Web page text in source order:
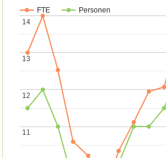
FTE Personen
11
11
12
12
13
13
14
14